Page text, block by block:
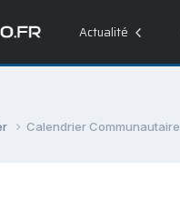
Actualité
Calendrier Communautaire